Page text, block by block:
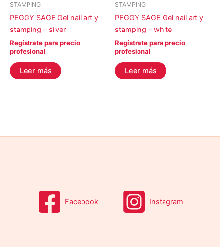
STAMPING
PEGGY SAGE Gel nail art y
stamping – silver
Regístrate para precio
profesional
Leer más
STAMPING
PEGGY SAGE Gel nail art y
stamping – white
Regístrate para precio
profesional
Leer más
Facebook Instagram